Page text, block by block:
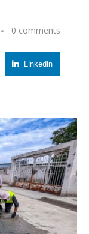
0 comments
Linkedin